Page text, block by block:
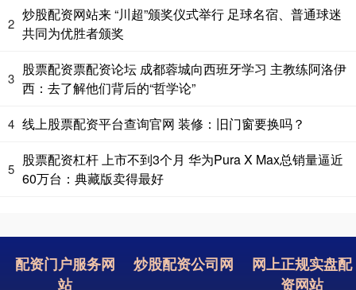
2
炒股配资网站来 “川超”颁奖仪式举行 足球名宿、普通球迷
共同为优胜者颁奖
3
股票配资票配资论坛 成都蓉城向西班牙学习 主教练阿洛伊
西：去了解他们背后的“哲学论”
4 线上股票配资平台查询官网 装修：旧门窗要换吗？
5
股票配资杠杆 上市不到3个月 华为Pura X Max总销量逼近
60万台：典藏版卖得最好
配资门户服务网
站
炒股配资公司网
网上正规实盘配
资网站